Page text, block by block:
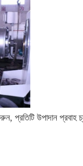
প্রতিটি উপাদান প্রবাহ